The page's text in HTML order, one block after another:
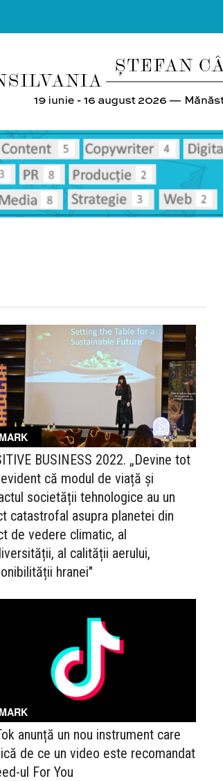
BUSINESS 2022. „Devine tot
că modul de viață și
societății tehnologice au un
catastrofal asupra planetei din
de vedere climatic, al
al calității aerului,
hranei"
anunță un nou instrument care
de ce un video este recomandat
ul For You